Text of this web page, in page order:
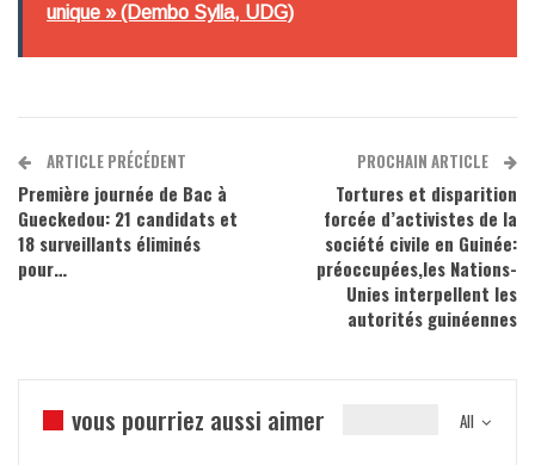
unique » (Dembo Sylla, UDG)
ARTICLE PRÉCÉDENT
Première journée de Bac à
Gueckedou: 21 candidats et
18 surveillants éliminés
pour…
PROCHAIN ARTICLE
Tortures et disparition
forcée d’activistes de la
société civile en Guinée:
préoccupées,les Nations-
Unies interpellent les
autorités guinéennes
All
vous pourriez aussi aimer